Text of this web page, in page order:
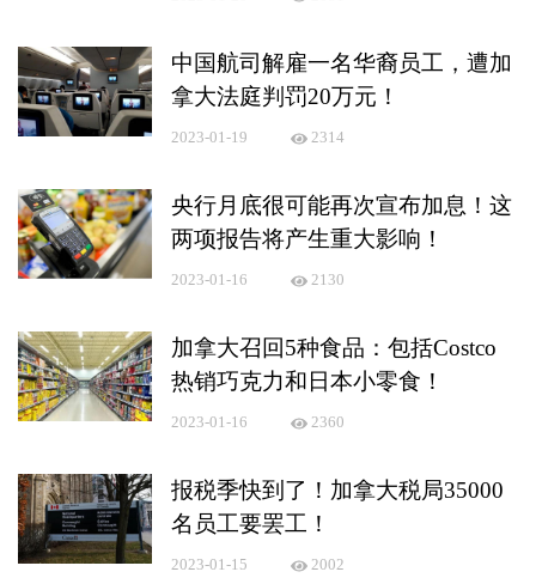
中国航司解雇一名华裔员工，遭加
拿大法庭判罚20万元！
2023-01-19 2314
央行月底很可能再次宣布加息！这
两项报告将产生重大影响！
2023-01-16 2130
加拿大召回5种食品：包括Costco
热销巧克力和日本小零食！
2023-01-16 2360
报税季快到了！加拿大税局35000
名员工要罢工！
2023-01-15 2002